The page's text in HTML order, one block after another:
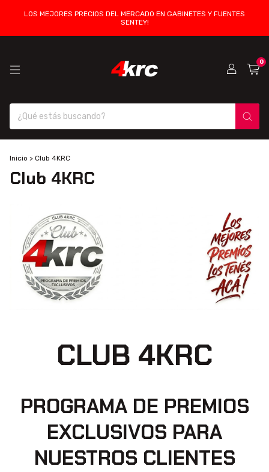
LOS MEJORES PRECIOS DEL MERCADO EN GABINETES Y FUENTES
SENTEY!
0
Inicio > Club 4KRC
Club 4KRC
CLUB 4KRC
PROGRAMA DE PREMIOS
EXCLUSIVOS PARA
NUESTROS CLIENTES